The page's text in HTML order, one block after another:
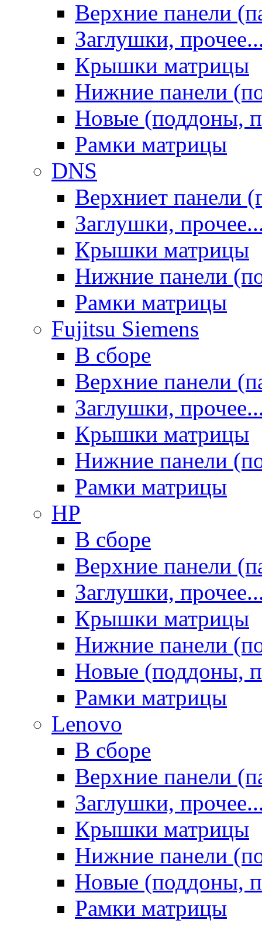
Верхние панели
Заглушки,
Крышки матрицы
Нижние панели
Новые (поддоны,
Рамки матрицы
DNS
Верхниет панели
Заглушки,
Крышки матрицы
Нижние панели
Рамки матрицы
Fujitsu Siemens
В сборе
Верхние панели
Заглушки,
Крышки матрицы
Нижние панели
Рамки матрицы
HP
В сборе
Верхние панели
Заглушки,
Крышки матрицы
Нижние панели
Новые (поддоны,
Рамки матрицы
Lenovo
В сборе
Верхние панели
Заглушки,
Крышки матрицы
Нижние панели
Новые (поддоны,
Рамки матрицы